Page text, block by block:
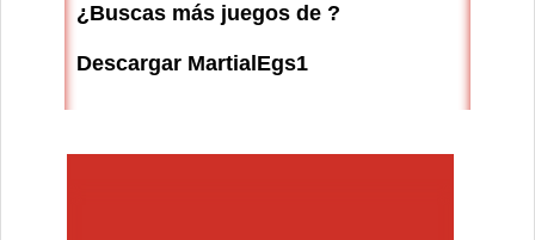
¿Buscas más juegos de ?
Descargar MartialEgs1